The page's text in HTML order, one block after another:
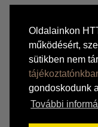
Oldalainkon
működésért,
sütikben nem
gondoskodunk
További